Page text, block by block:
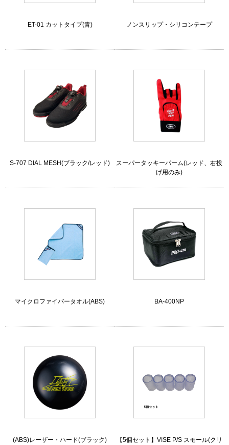
ET-01 カットタイプ(青) ノンスリップ・シリコンテープ
S-707 DIAL MESH(ブラック/レッド)
スーパータッキーパーム(レッド、右投
げ用のみ)
マイクロファイバータオル(ABS) BA-400NP
(ABS)レーザー・ハード(ブラック)
【5個セット】VISE P/S スモール(クリ